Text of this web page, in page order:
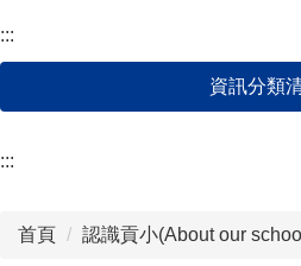
容
區
:::
資訊分類
貢小團隊(Administrative team)
:::
首頁 認識貢小(About our